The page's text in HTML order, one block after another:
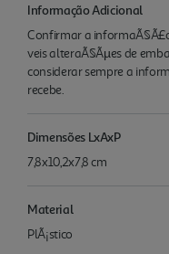
Informação Adicional
Confirmar a
veis alteraÃ§Ãµes de
considerar sempre a
recebe.
Dimensões LxAxP
7,8x10,2x7,8 cm
Material
PlÃ¡stico